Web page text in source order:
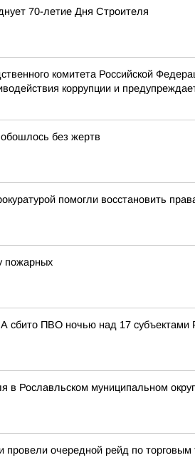
70-летие Дня Строителя
комитета Российской
коррупции и
без жертв
помогли восстановить
пожарных
сбито ПВО ночью над 17 субъектами
в Рославльском муниципальном
очередной рейд по